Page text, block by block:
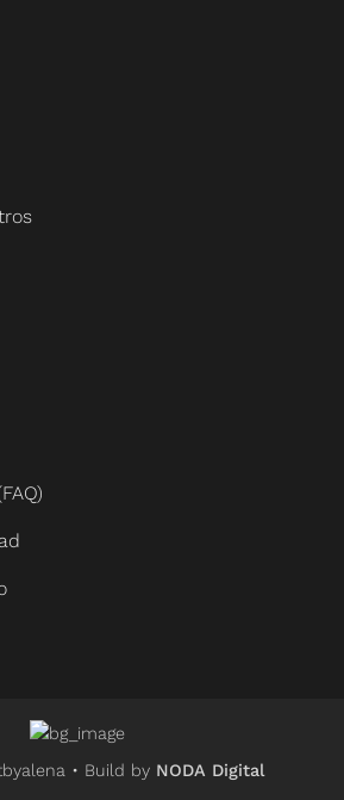
• Build by NODA Digital